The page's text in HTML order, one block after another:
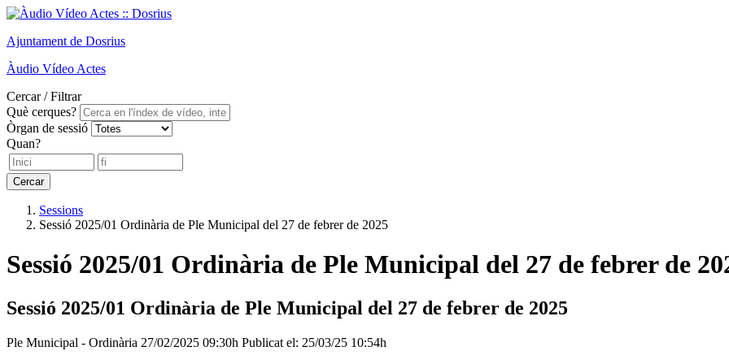
Ajuntament de Dosrius
Àudio Vídeo Actes
Cercar / Filtrar
Què cerques?
Òrgan de sessió
Quan?
Cercar
Sessions
Sessió 2025/01 Ordinària de Ple Municipal del 27 de febrer de 2025
Sessió 2025/01 Ordinària de Ple Municipal del 27 de febrer de
Sessió 2025/01 Ordinària de Ple Municipal del 27 de febrer de 2025
Ple Municipal - Ordinària 27/02/2025 09:30h Publicat el: 25/03/25 10:54h